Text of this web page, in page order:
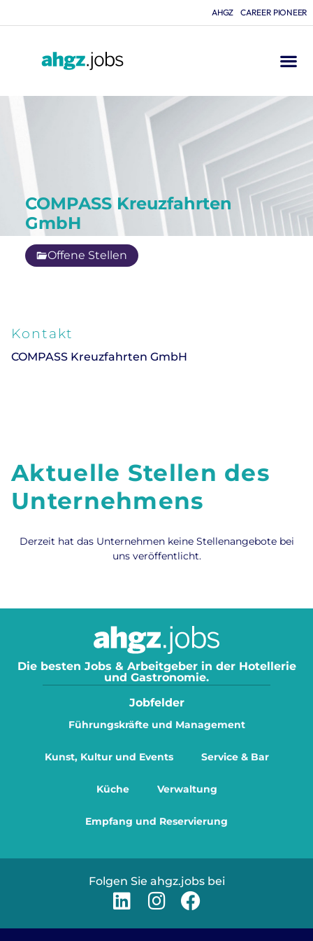
AHGZ CAREER PIONEER
COMPASS Kreuzfahrten
GmbH
Offene Stellen
Kontakt
COMPASS Kreuzfahrten GmbH
Aktuelle Stellen des
Unternehmens
Derzeit hat das Unternehmen keine Stellenangebote bei
uns veröffentlicht.
Die besten Jobs & Arbeitgeber in der Hotellerie
und Gastronomie.
Jobfelder
Führungskräfte und Management
Kunst, Kultur und Events Service & Bar
Küche Verwaltung
Empfang und Reservierung
Folgen Sie ahgz.jobs bei